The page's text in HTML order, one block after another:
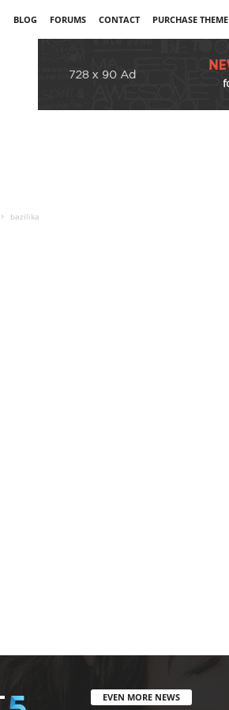
BLOG FORUMS CONTACT PURCHASE THEME
bazilika
EVEN MORE NEWS